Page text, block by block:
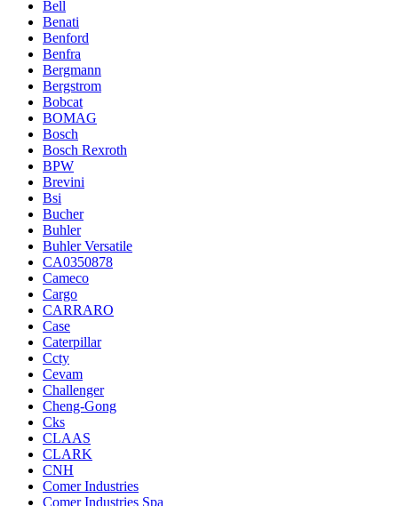
Bell
Benati
Benford
Benfra
Bergmann
Bergstrom
Bobcat
BOMAG
Bosch
Bosch Rexroth
BPW
Brevini
Bsi
Bucher
Buhler
Buhler Versatile
CA0350878
Cameco
Cargo
CARRARO
Case
Caterpillar
Ccty
Cevam
Challenger
Cheng-Gong
Cks
CLAAS
CLARK
CNH
Comer Industries
Comer Industries Spa